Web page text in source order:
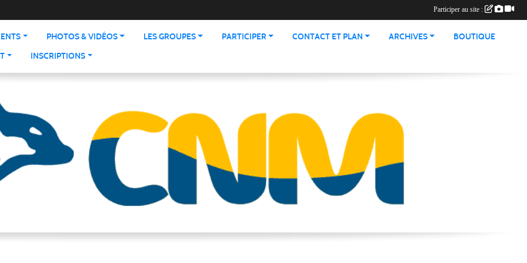
PHOTOS & VIDÉOS LES GROUPES PARTICIPER CONTACT ET PLAN ARCHIVES
BOUTIQUE
INSCRIPTIONS
Participer au site :